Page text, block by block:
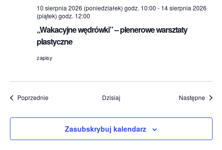
„Wakacyjne wędrówki” – plenerowe warsztaty
plastyczne
10 sierpnia 2026 (poniedziałek) godz. 10:00 - 14 sierpnia 2026
(piątek) godz. 12:00
zapisy
PoprzednieWydarzenia Dzisiaj Następne
Zasubskrybuj kalendarz